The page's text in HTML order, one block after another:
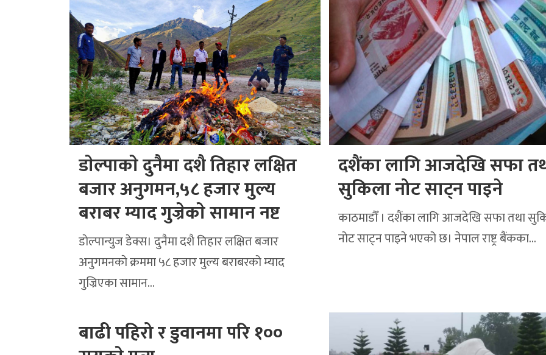
डाेल्पाकाे दुनैमा दशै तिहार लक्षित
बजार अनुगमन,५८ हजार मुल्य
बराबर म्याद गुज्रेकाे सामान नष्ट
डाेल्पान्युज डेक्स। दुनैमा दशै तिहार लक्षित बजार
अनुगमनकाे क्रममा ५८ हजार मुल्य बराबरको म्याद
गुज्रिएका सामान…
दशैंका लागि आजदेखि सफा
सुकिला नोट साट्न पाइने
काठमाडौँ । दशैंका लागि आजदेखि सफा तथा
नोट साट्न पाइने भएको छ। नेपाल राष्ट्र बैंकका…
बाढी पहिरो र डुवानमा परि १००